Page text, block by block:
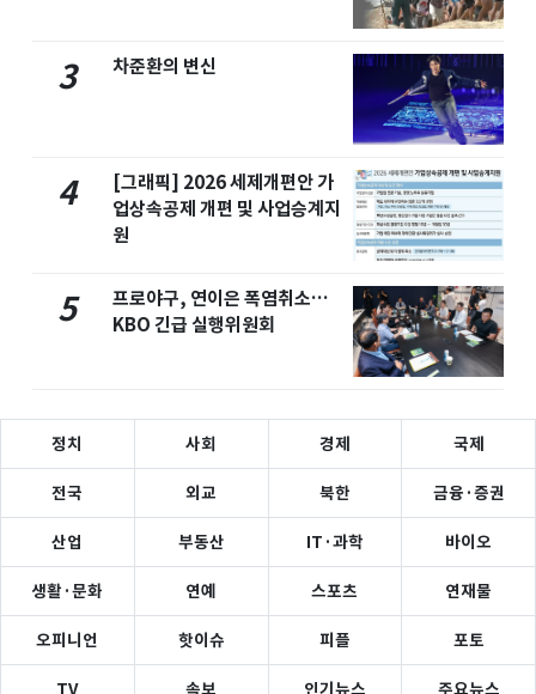
3 차준환의 변신
4
[그래픽] 2026 세제개편안 가
업상속공제 개편 및 사업승계지
원
5
프로야구, 연이은 폭염취소…
KBO 긴급 실행위원회
정치 사회 경제 국제
전국 외교 북한 금융·증권
산업 부동산 IT·과학 바이오
생활·문화 연예 스포츠 연재물
오피니언 핫이슈 피플 포토
TV 속보 인기뉴스 주요뉴스